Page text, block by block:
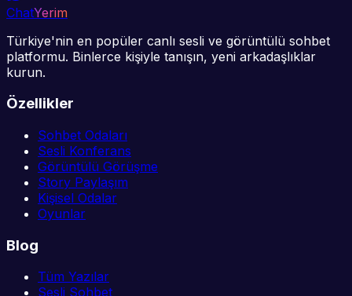
ChatYerim
Türkiye'nin en popüler canlı sesli ve görüntülü sohbet
platformu. Binlerce kişiyle tanışın, yeni arkadaşlıklar
kurun.
Özellikler
Sohbet Odaları
Sesli Konferans
Görüntülü Görüşme
Story Paylaşım
Kişisel Odalar
Oyunlar
Blog
Tüm Yazılar
Sesli Sohbet